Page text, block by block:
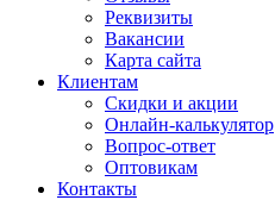
Реквизиты
Вакансии
Карта сайта
Клиентам
Скидки и акции
Онлайн-калькулятор
Вопрос-ответ
Оптовикам
Контакты